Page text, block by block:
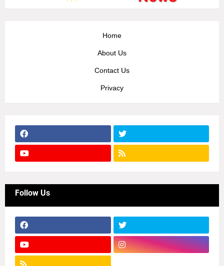
Home
About Us
Contact Us
Privacy
Follow Us